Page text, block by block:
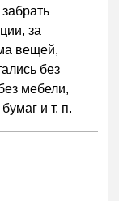
за
вещей,
без
мебели,
и т. п.